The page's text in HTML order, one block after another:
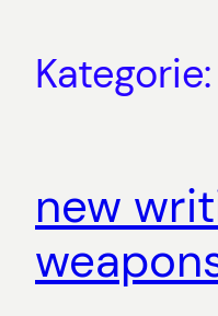
Kategorie:
new